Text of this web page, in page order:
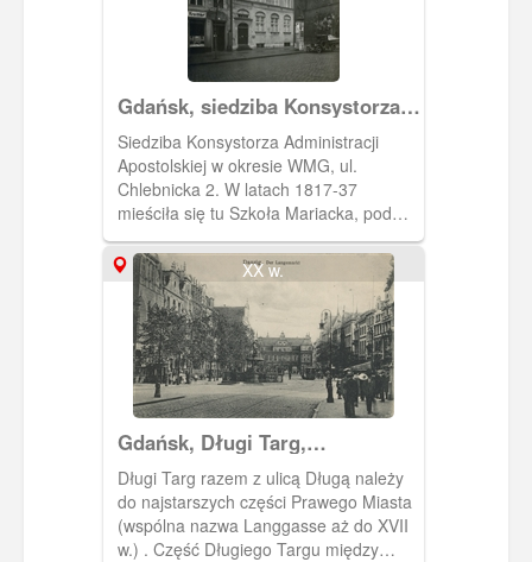
Gdańsk, siedziba Konsystorza
Administracji Apostolskiej
Siedziba Konsystorza Administracji
Apostolskiej w okresie WMG, ul.
Chlebnicka 2. W latach 1817-37
mieściła się tu Szkoła Mariacka, pod
koniec XIX w. mieszkanie urzędnika
urzędu stanu cywilnego.
XX w.
Gdańsk, Długi Targ,
Langemarkt
Długi Targ razem z ulicą Długą należy
do najstarszych części Prawego Miasta
(wspólna nazwa Langgasse aż do XVII
w.) . Część Długiego Targu między